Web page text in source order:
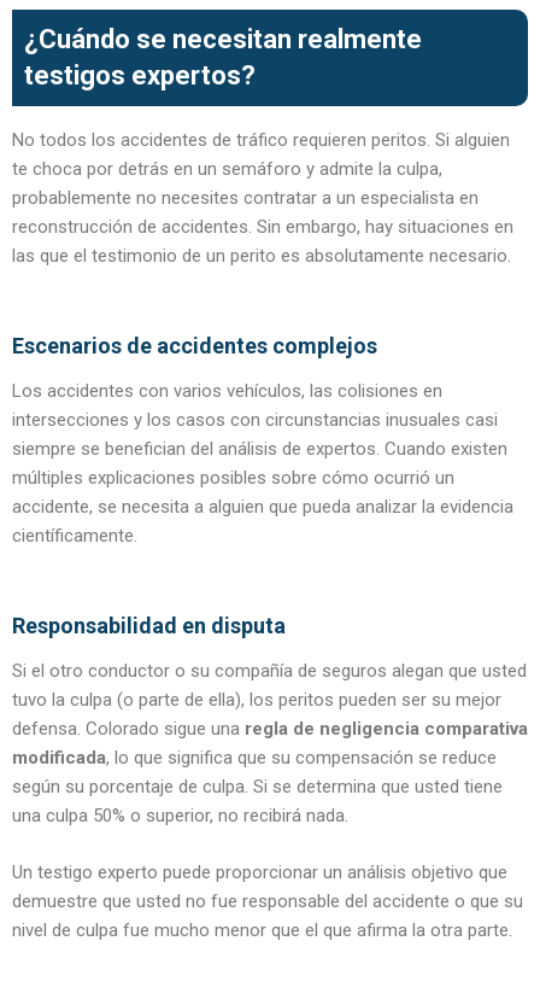
¿Cuándo se necesitan realmente
testigos expertos?
No todos los accidentes de tráfico requieren peritos. Si alguien
te choca por detrás en un semáforo y admite la culpa,
probablemente no necesites contratar a un especialista en
reconstrucción de accidentes. Sin embargo, hay situaciones en
las que el testimonio de un perito es absolutamente necesario.
Escenarios de accidentes complejos
Los accidentes con varios vehículos, las colisiones en
intersecciones y los casos con circunstancias inusuales casi
siempre se benefician del análisis de expertos. Cuando existen
múltiples explicaciones posibles sobre cómo ocurrió un
accidente, se necesita a alguien que pueda analizar la evidencia
científicamente.
Responsabilidad en disputa
Si el otro conductor o su compañía de seguros alegan que usted
tuvo la culpa (o parte de ella), los peritos pueden ser su mejor
defensa. Colorado sigue una regla de negligencia comparativa
modificada, lo que significa que su compensación se reduce
según su porcentaje de culpa. Si se determina que usted tiene
una culpa 50% o superior, no recibirá nada.
Un testigo experto puede proporcionar un análisis objetivo que
demuestre que usted no fue responsable del accidente o que su
nivel de culpa fue mucho menor que el que afirma la otra parte.